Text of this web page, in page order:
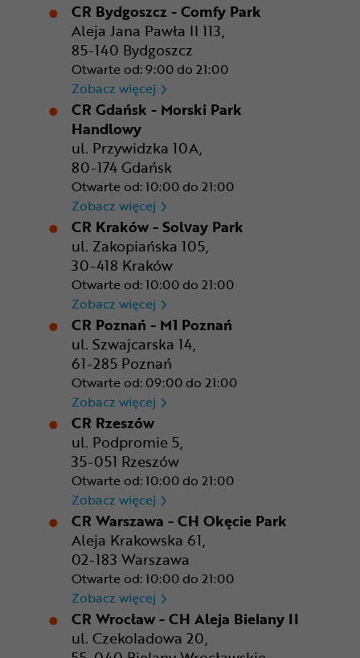
CR Bydgoszcz - Comfy Park
Aleja Jana Pawła II 113,
85-140 Bydgoszcz
Otwarte od: 9:00 do 21:00
Zobacz więcej CR Bydgoszcz - Comfy Park
CR Gdańsk - Morski Park
Handlowy
ul. Przywidzka 10A,
80-174 Gdańsk
Otwarte od: 10:00 do 21:00
Zobacz więcej CR Gdańsk - Morski Park
CR Kraków - Solvay Park
ul. Zakopiańska 105,
30-418 Kraków
Otwarte od: 10:00 do 21:00
Zobacz więcej CR Kraków - Solvay Park
CR Poznań - M1 Poznań
ul. Szwajcarska 14,
61-285 Poznań
Otwarte od: 09:00 do 21:00
Zobacz więcej CR Poznań - M1 Poznań
CR Rzeszów
ul. Podpromie 5,
35-051 Rzeszów
Otwarte od: 10:00 do 21:00
Zobacz więcej CR Rzeszów
CR Warszawa - CH Okęcie Park
Aleja Krakowska 61,
02-183 Warszawa
Otwarte od: 10:00 do 21:00
Zobacz więcej CR Warszawa - CH Okęcie
CR Wrocław - CH Aleja Bielany II
ul. Czekoladowa 20,